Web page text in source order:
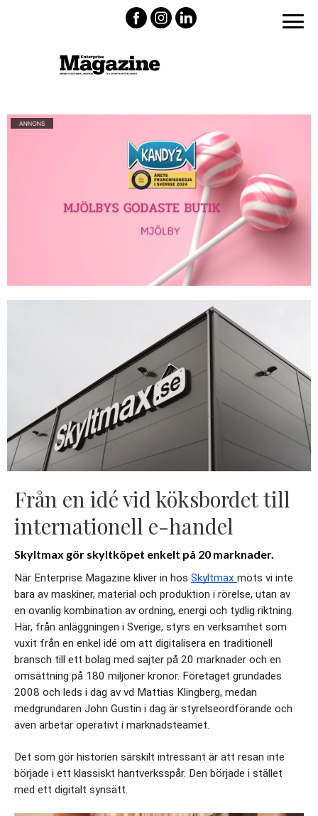
Från en idé vid köksbordet till
internationell e-handel
Skyltmax gör skyltköpet enkelt på 20 marknader.
När Enterprise Magazine kliver in hos Skyltmax möts vi inte
bara av maskiner, material och produktion i rörelse, utan av
en ovanlig kombination av ordning, energi och tydlig riktning.
Här, från anläggningen i Sverige, styrs en verksamhet som
vuxit från en enkel idé om att digitalisera en traditionell
bransch till ett bolag med sajter på 20 marknader och en
omsättning på 180 miljoner kronor. Företaget grundades
2008 och leds i dag av vd Mattias Klingberg, medan
medgrundaren John Gustin i dag är styrelseordförande och
även arbetar operativt i marknadsteamet.
Det som gör historien särskilt intressant är att resan inte
började i ett klassiskt hantverksspår. Den började i stället
med ett digitalt synsätt.